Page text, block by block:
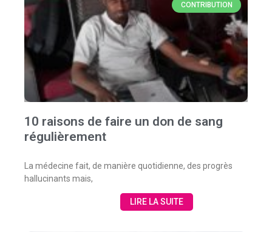
CONTRIBUTION
10 raisons de faire un don de sang
régulièrement
La médecine fait, de manière quotidienne, des progrès
hallucinants mais,
LIRE LA SUITE